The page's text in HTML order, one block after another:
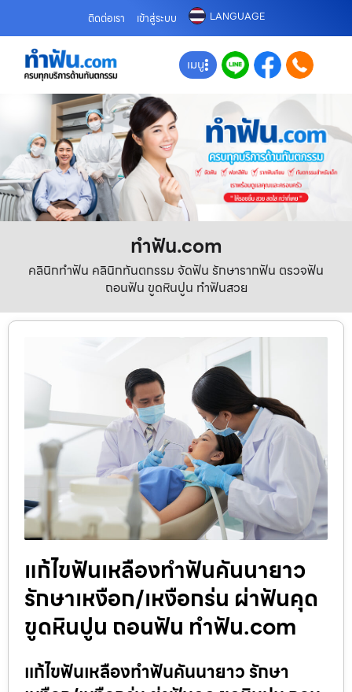
ติดต่อเรา เข้าสู่ระบบ LANGUAGE
เมนู
ทําฟัน.com
คลินิกทำฟัน คลินิกทันตกรรม จัดฟัน รักษารากฟัน ตรวจฟัน
ถอนฟัน ขูดหินปูน ทำฟันสวย
แก้ไขฟันเหลืองทำฟันคันนายาว
รักษาเหงือก/เหงือกร่น ผ่าฟันคุด
ขูดหินปูน ถอนฟัน ทำฟัน.com
แก้ไขฟันเหลืองทำฟันคันนายาว รักษา